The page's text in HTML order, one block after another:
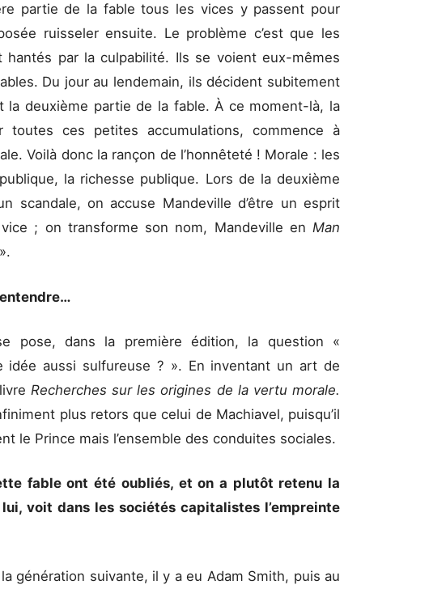
partie de la fable tous les vices y passent pour
ruisseler ensuite. Le problème c’est que les
par la culpabilité. Ils se voient eux-mêmes
Du jour au lendemain, ils décident subitement
la deuxième partie de la fable. À ce moment-là, la
toutes ces petites accumulations, commence à
Voilà donc la rançon de l’honnêteté ! Morale : les
la richesse publique. Lors de la deuxième
scandale, on accuse Mandeville d’être un esprit
; on transforme son nom, Mandeville en Man
entendre…
pose, dans la première édition, la question «
idée aussi sulfureuse ? ». En inventant un art de
Recherches sur les origines de la vertu morale.
plus retors que celui de Machiavel, puisqu’il
le Prince mais l’ensemble des conduites sociales.
fable ont été oubliés, et on a plutôt retenu la
voit dans les sociétés capitalistes l’empreinte
génération suivante, il y a eu Adam Smith, puis au